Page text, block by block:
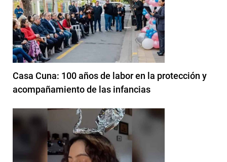
Casa Cuna: 100 años de labor en la protección y
acompañamiento de las infancias